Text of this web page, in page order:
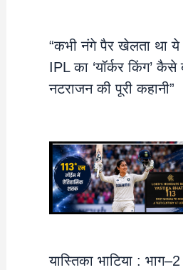
“कभी नंगे पैर खेलता
IPL का ‘यॉर्कर किंग’ कैसे
नटराजन की पूरी कहानी”
यास्तिका भाटिया : भाग–2